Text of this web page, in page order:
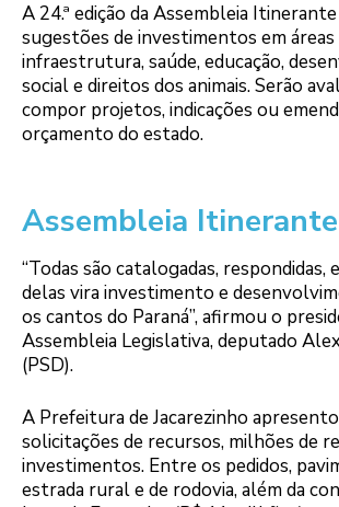
A 24.ª edição da Assembleia
sugestões de investimentos em áreas
infraestrutura, saúde, educação,
social e direitos dos animais. Serão
compor projetos, indicações ou
orçamento do estado.
Assembleia Itinerante
“Todas são catalogadas, respondidas,
delas vira investimento e
os cantos do Paraná”, afirmou o
Assembleia Legislativa, deputado
(PSD).
A Prefeitura de Jacarezinho
solicitações de recursos, milhões de
investimentos. Entre os pedidos,
estrada rural e de rodovia, além da